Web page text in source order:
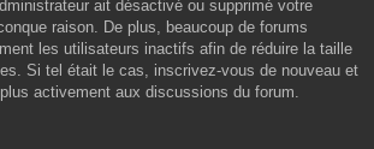
ait désactivé ou supprimé votre
raison. De plus, beaucoup de forums
les utilisateurs inactifs afin de réduire la taille
Si tel était le cas, inscrivez-vous de nouveau et
activement aux discussions du forum.